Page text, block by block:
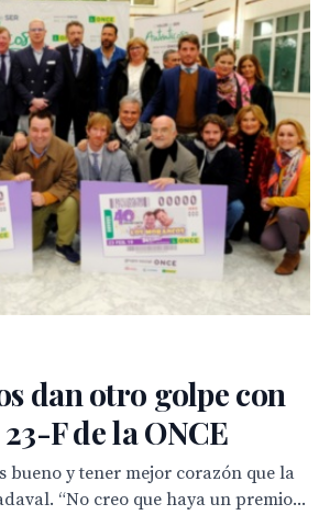
dan otro golpe con
F de la ONCE
bueno y tener mejor corazón que la
“No creo que haya un premio...